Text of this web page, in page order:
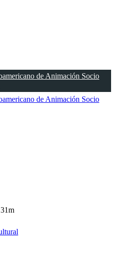
de Animación Socio
de Animación Socio